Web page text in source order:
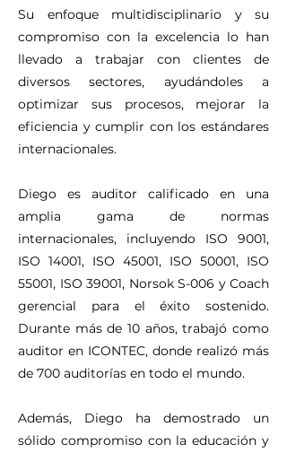
Su enfoque multidisciplinario y su
compromiso con la excelencia lo han
llevado a trabajar con clientes de
diversos sectores, ayudándoles a
optimizar sus procesos, mejorar la
eficiencia y cumplir con los estándares
internacionales.
Diego es auditor calificado en una
amplia gama de normas
internacionales, incluyendo ISO 9001,
ISO 14001, ISO 45001, ISO 50001, ISO
55001, ISO 39001, Norsok S-006 y Coach
gerencial para el éxito sostenido.
Durante más de 10 años, trabajó como
auditor en ICONTEC, donde realizó más
de 700 auditorías en todo el mundo.
Además, Diego ha demostrado un
sólido compromiso con la educación y